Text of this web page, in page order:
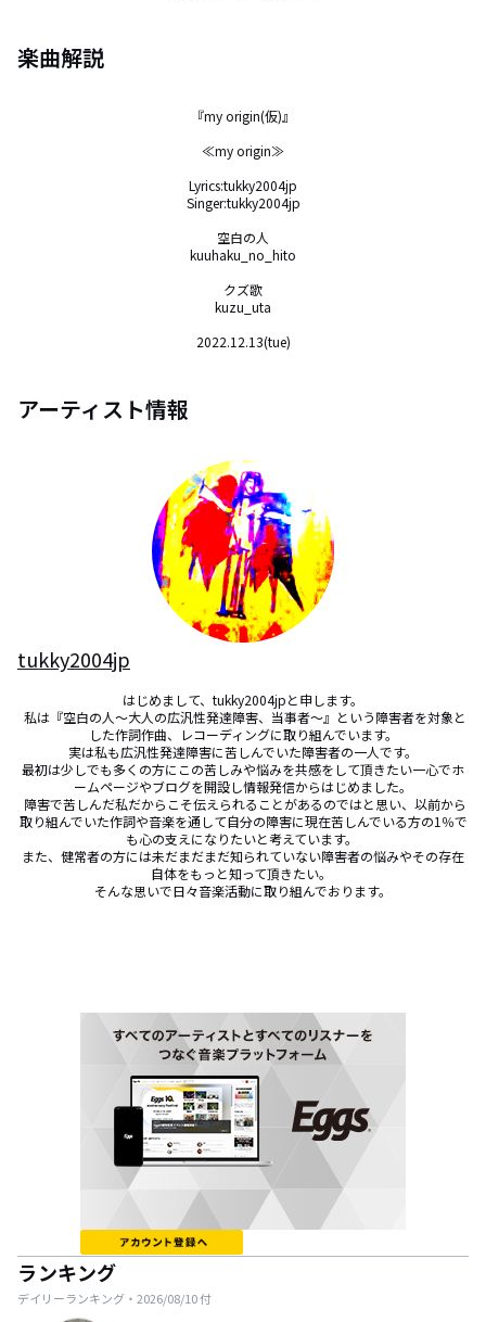
楽曲解説
『my origin(仮)』
≪my origin≫
Lyrics:tukky2004jp
Singer:tukky2004jp
空白の人
kuuhaku_no_hito
クズ歌
kuzu_uta
2022.12.13(tue)
アーティスト情報
tukky2004jp
はじめまして、tukky2004jpと申します。
した作詞作曲、レコーディングに取り組んでいます。
最初は少しでも多くの方にこの苦しみや悩みを共感をして頂きたい一心でホ
ームページやブログを開設し情報発信からはじめました。
取り組んでいた作詞や音楽を通して自分の障害に現在苦しんでいる方の1％で
も心の支えになりたいと考えています。
また、健常者の方には未だまだまだ知られていない障害者の悩みやその存在
自体をもっと知って頂きたい。
そんな思いで日々音楽活動に取り組んでおります。
ランキング
デイリーランキング・ 2026/08/10付